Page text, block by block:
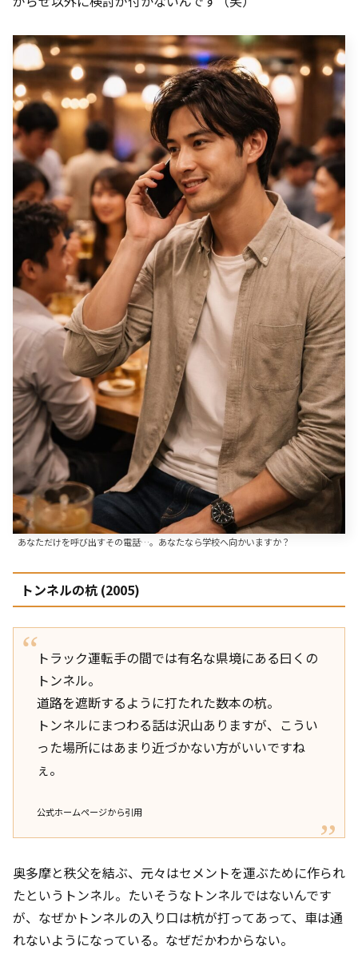
あなただけを呼び出すその電話…。あなたなら学校へ向かいますか？
トンネルの杭 (2005)
トラック運転手の間では有名な県境にある曰くの
トンネル。
道路を遮断するように打たれた数本の杭。
トンネルにまつわる話は沢山ありますが、こうい
った場所にはあまり近づかない方がいいですね
ぇ。
公式ホームページから引用
奥多摩と秩父を結ぶ、元々はセメントを運ぶために作られ
たというトンネル。たいそうなトンネルではないんです
が、なぜかトンネルの入り口は杭が打ってあって、車は通
れないようになっている。なぜだかわからない。